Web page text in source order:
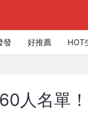
發 好推薦 HOT
人名單